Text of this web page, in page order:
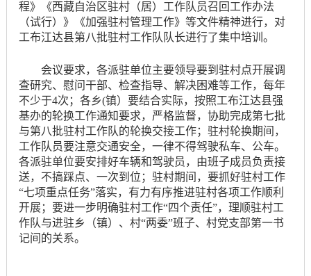
程》《西藏自治区驻村（居）工作队员召回工作办法
（试行）》《加强驻村管理工作》等文件精神进行，对
工布江达县第八批驻村工作队队长进行了集中培训。
会议要求，各派驻单位主要领导要到驻村点开展调
查研究、慰问干部、检查指导、解决困难等工作，每年
不少于4次；各乡(镇）要结合实际，按照工布江达县强
基办的轮换工作通知要求，严格监督，协助完成第七批
与第八批驻村工作队的轮换交接工作；驻村轮换期间，
工作队员要注意交通安全，一律不得驾驶私车、公车。
各派驻单位要安排好车辆和驾驶员，由班子成员负责接
送，不搞踩点、一次到位；驻村期间，要抓好驻村工作
“七项重点任务”落实，有力有序推进驻村各项工作顺利
开展；要进一步明确驻村工作“四个责任”，理顺驻村工
作队与进驻乡（镇）、村“两委”班子、村党支部第一书
记间的关系。